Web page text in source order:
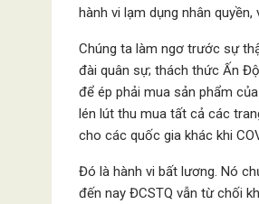
hành vi lạm dụng nhân
Chúng ta làm ngơ trước sự
đài quân sự; thách thức Ấn
để ép phải mua sản phẩm
lén lút thu mua tất cả các
cho các quốc gia khác khi
Đó là hành vi bất lương. Nó
đến nay ĐCSTQ vẫn từ chối